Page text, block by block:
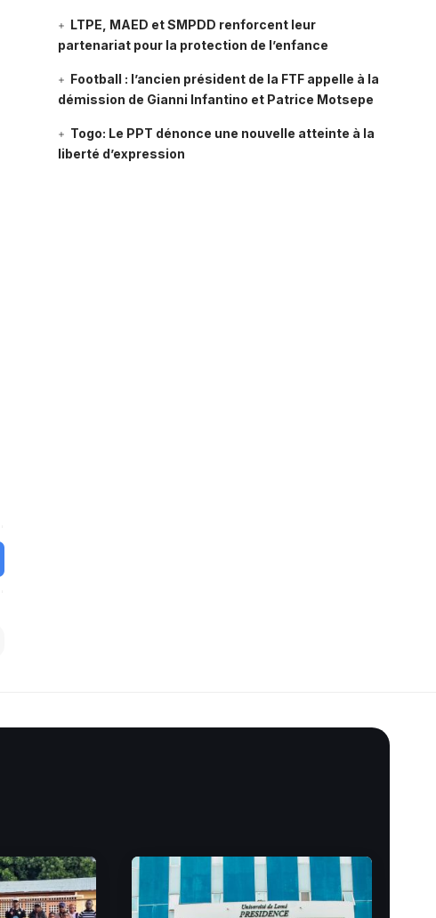
LTPE, MAED et SMPDD renforcent leur
partenariat pour la protection de l’enfance
Football : l’ancien président de la FTF appelle à la
démission de Gianni Infantino et Patrice Motsepe
Togo: Le PPT dénonce une nouvelle atteinte à la
liberté d’expression